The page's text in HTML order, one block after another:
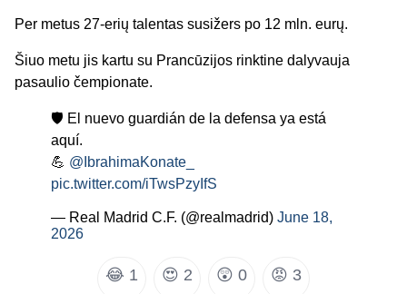
Per metus 27-erių talentas susižers po 12 mln. eurų.
Šiuo metu jis kartu su Prancūzijos rinktine dalyvauja
pasaulio čempionate.
🛡️ El nuevo guardián de la defensa ya está
aquí.
💪 @IbrahimaKonate_
pic.twitter.com/iTwsPzyIfS
— Real Madrid C.F. (@realmadrid) June 18,
2026
😂 1 😍 2 😲 0 😡 3